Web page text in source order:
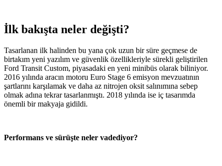
İlk bakışta neler değişti?
Tasarlanan ilk halinden bu yana çok uzun bir süre geçmese de
birtakım yeni yazılım ve güvenlik özellikleriyle sürekli geliştirilen
Ford Transit Custom, piyasadaki en yeni minibüs olarak biliniyor.
2016 yılında aracın motoru Euro Stage 6 emisyon mevzuatının
şartlarını karşılamak ve daha az nitrojen oksit salınımına sebep
olmak adına tekrar tasarlanmıştı. 2018 yılında ise iç tasarımda
önemli bir makyaja gidildi.
Performans ve sürüşte neler vadediyor?